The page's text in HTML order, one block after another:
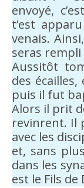
envoyé,
t’est
venais.
seras rempli
Aussitôt
des
puis il fut
Alors il prit
revinrent. Il
avec les
et, sans
dans les
est le Fils de